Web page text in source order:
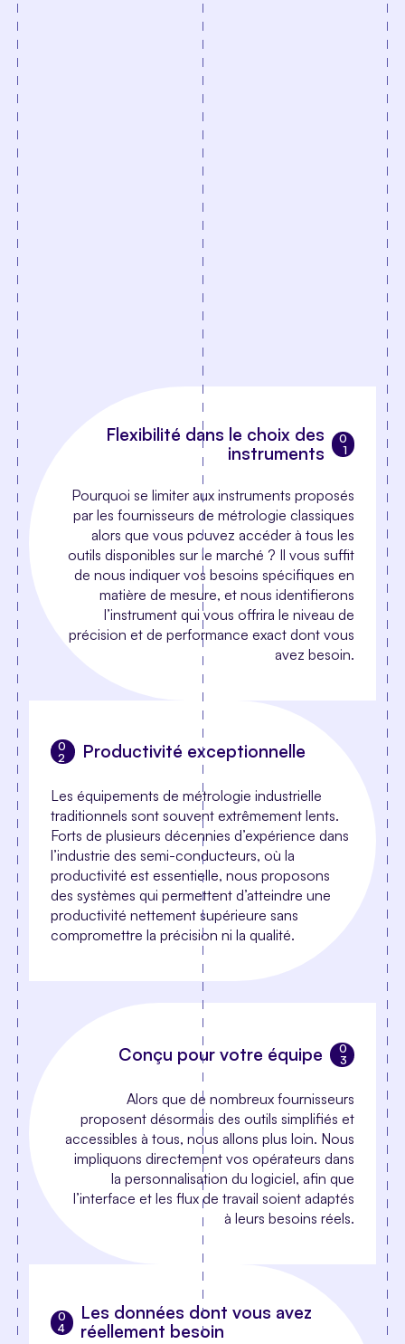
Flexibilité dans le choix des
instruments
Pourquoi se limiter aux instruments proposés
par les fournisseurs de métrologie classiques
alors que vous pouvez accéder à tous les
outils disponibles sur le marché ? Il vous suffit
de nous indiquer vos besoins spécifiques en
matière de mesure, et nous identifierons
l’instrument qui vous offrira le niveau de
précision et de performance exact dont vous
avez besoin.
Productivité exceptionnelle
Les équipements de métrologie industrielle
traditionnels sont souvent extrêmement lents.
Forts de plusieurs décennies d’expérience dans
l’industrie des semi-conducteurs, où la
productivité est essentielle, nous proposons
des systèmes qui permettent d’atteindre une
productivité nettement supérieure sans
compromettre la précision ni la qualité.
Conçu pour votre équipe
Alors que de nombreux fournisseurs
proposent désormais des outils simplifiés et
accessibles à tous, nous allons plus loin. Nous
impliquons directement vos opérateurs dans
la personnalisation du logiciel, afin que
l’interface et les flux de travail soient adaptés
à leurs besoins réels.
Les données dont vous avez
réellement besoin